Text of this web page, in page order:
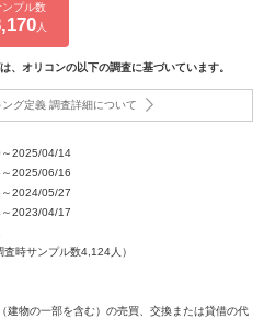
ンプル数
人
、オリコンの以下の調査に基づいています。
グ定義 調査詳細について
2025/04/14
2025/06/16
2024/05/27
2023/04/17
時サンプル数4,124人）
建物の一部を含む）の売買、交換または貸借の代